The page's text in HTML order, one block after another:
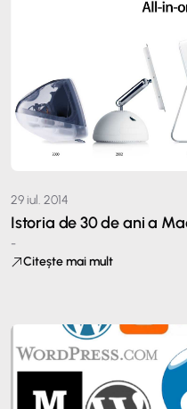
29 iul. 2014
Istoria de 30 de ani a
-
Citește mai mult